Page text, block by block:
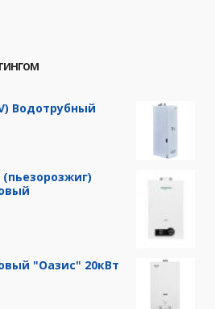
Водотрубный
"Оазис" 20кВт